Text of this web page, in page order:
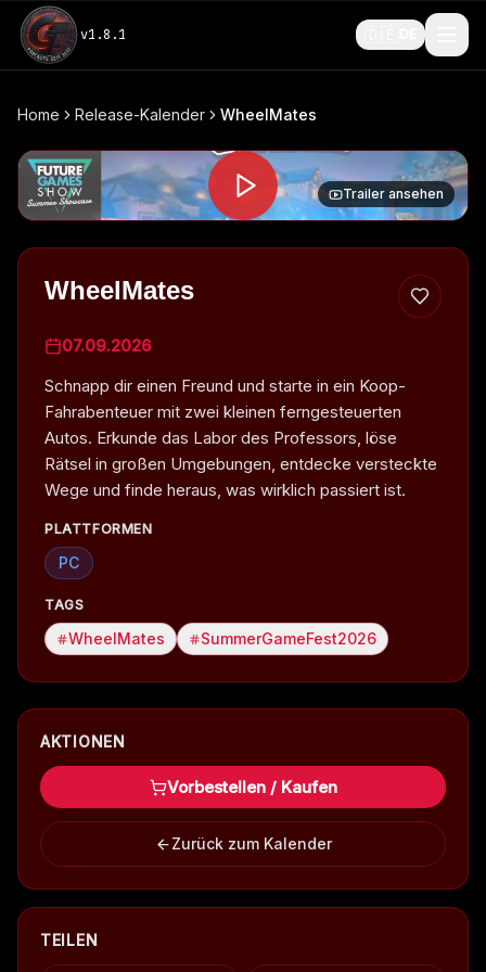
v1.8.1
Home Release-Kalender WheelMates
Trailer ansehen
WheelMates
07.09.2026
Schnapp dir einen Freund und starte in ein Koop-
Fahrabenteuer mit zwei kleinen ferngesteuerten
Autos. Erkunde das Labor des Professors, löse
Rätsel in großen Umgebungen, entdecke versteckte
Wege und finde heraus, was wirklich passiert ist.
PLATTFORMEN
PC
TAGS
WheelMates SummerGameFest2026
AKTIONEN
Vorbestellen / Kaufen
Zurück zum Kalender
TEILEN